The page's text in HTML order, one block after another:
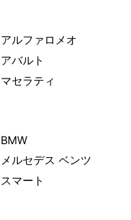
アルファロメオ
アバルト
マセラティ
BMW
メルセデス ベンツ
スマート